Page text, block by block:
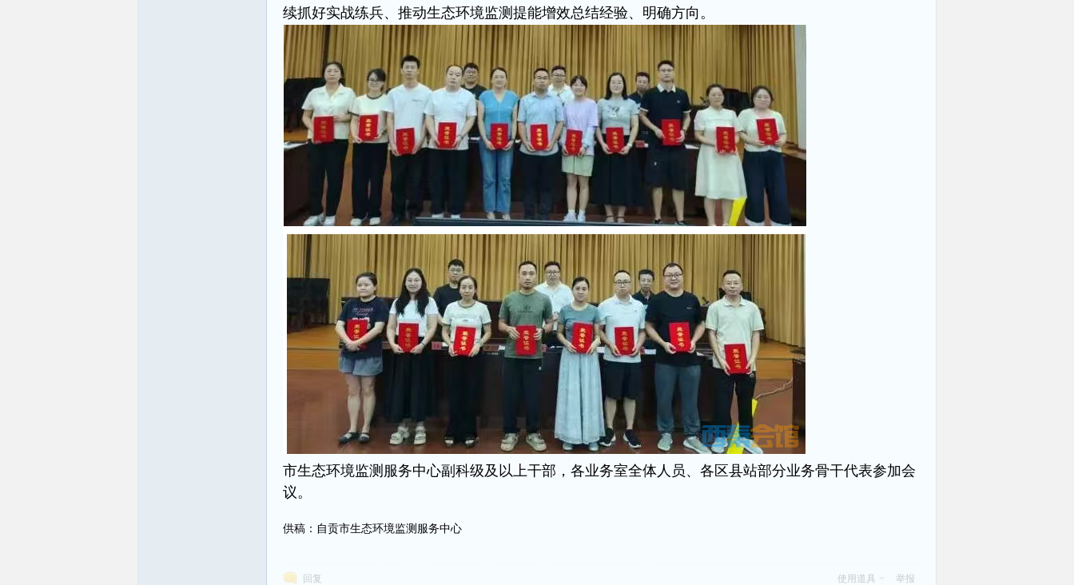
续抓好实战练兵、推动生态环境监测提能增效总结经验、明确方向。
市生态环境监测服务中心副科级及以上干部，各业务室全体人员、各区县站部分业务骨干代表参加会
议。
供稿：自贡市生态环境监测服务中心
回复 使用道具 举报